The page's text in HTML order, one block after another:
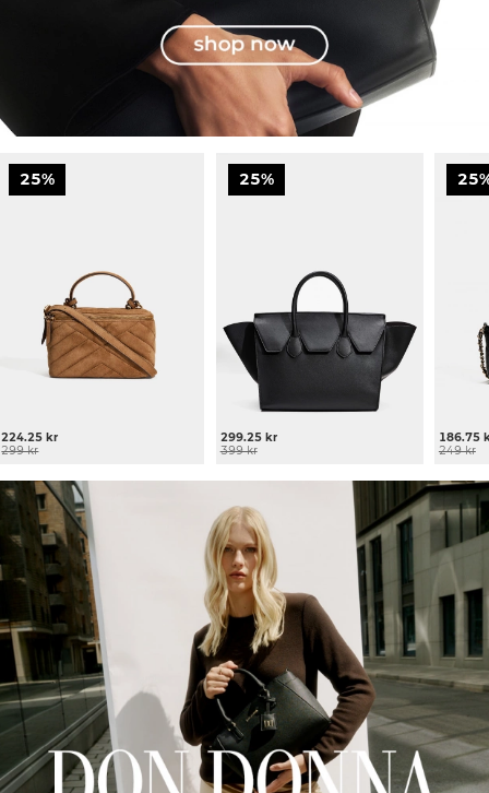
25%
299 kr
224.25 kr
25%
399 kr
299.25 kr
249 kr
186.75